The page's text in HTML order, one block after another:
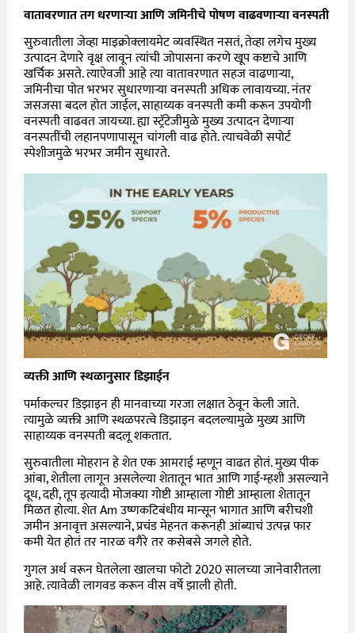
वातावरणात तग धरणाऱ्या आणि जमिनीचे पोषण वाढवणाऱ्या वनस्पती
सुरुवातीला जेव्हा माइक्रोक्लायमेट व्यवस्थित नसतं, तेव्हा लगेच मुख्य
उत्पादन देणारे वृक्ष लावून त्यांची जोपासना करणे खूप कष्टाचे आणि
खर्चिक असते. त्याऐवजी आहे त्या वातावरणात सहज वाढणाऱ्या,
जमिनीचा पोत भरभर सुधारणाऱ्या वनस्पती अधिक लावायच्या. नंतर
जसजसा बदल होत जाईल, साहाय्यक वनस्पती कमी करून उपयोगी
वनस्पती वाढवत जायच्या. ह्या स्ट्रॅटेजीमुळे मुख्य उत्पादन देणाऱ्या
वनस्पतींची लहानपणापासून चांगली वाढ होते. त्याचवेळी सपोर्ट
स्पेशीजमुळे भरभर जमीन सुधारते.
व्यक्ती आणि स्थळानुसार डिझाईन
पर्माकल्चर डिझाइन ही मानवाच्या गरजा लक्षात ठेवून केली जाते.
त्यामुळे व्यक्ती आणि स्थळपरत्वे डिझाइन बदलल्यामुळे मुख्य आणि
साहाय्यक वनस्पती बदलू शकतात.
सुरुवातीला मोहरान हे शेत एक आमराई म्हणून वाढत होतं. मुख्य पीक
आंबा, शेतीला लागून असलेल्या शेतातून भात आणि गाई-म्हशी असल्याने
दूध, दही, तूप इत्यादी मोजक्या गोष्टी आम्हाला गोष्टी आम्हाला शेतातून
मिळत होत्या. शेत Am उष्णकटिबंधीय मान्सून भागात आणि बरीचशी
जमीन अनावृत्त असल्याने, प्रचंड मेहनत करूनही आंब्याचं उत्पन्न फार
कमी येत होतं तर नारळ वगैरे तर कसेबसे जगले होते.
गुगल अर्थ वरून घेतलेला खालचा फोटो 2020 सालच्या जानेवारीतला
आहे. त्यावेळी लागवड करून वीस वर्षे झाली होती.